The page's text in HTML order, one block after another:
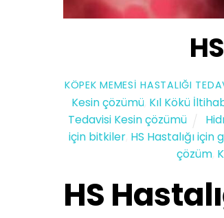
KÖPEK MEMESI HASTALIĞI
Kesin çözümü Kıl Kökü
Tedavisi Kesin çözümü
için bitkiler, HS Hastalığı için
çözüm,
HS